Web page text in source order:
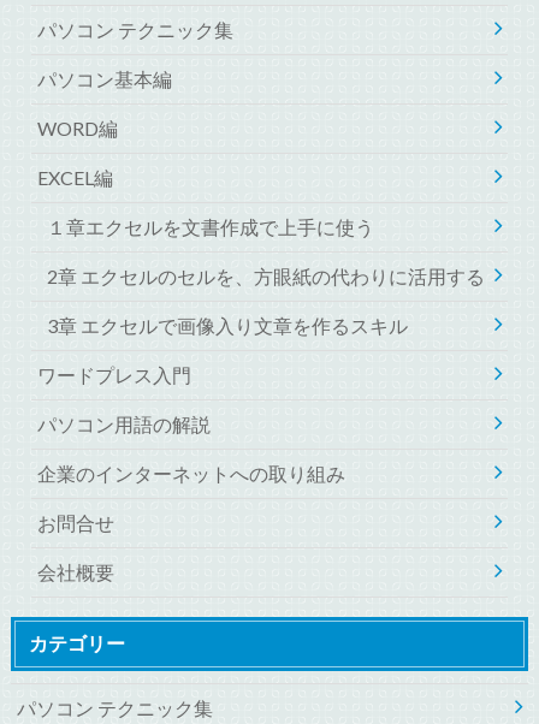
パソコン テクニック集
パソコン基本編
WORD編
EXCEL編
１章エクセルを文書作成で上手に使う
2章 エクセルのセルを、方眼紙の代わりに活用する
3章 エクセルで画像入り文章を作るスキル
ワードプレス入門
パソコン用語の解説
企業のインターネットへの取り組み
お問合せ
会社概要
カテゴリー
パソコン テクニック集